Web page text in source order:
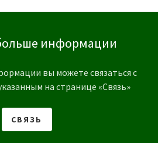
информации
вы можете связаться с
на странице «Связь»
СВЯЗЬ